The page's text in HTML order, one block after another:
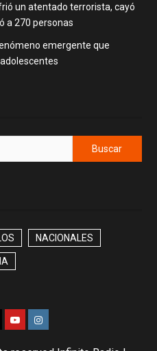
un atentado terrorista, cayó
a 270 personas
emergente que
NACIONALES